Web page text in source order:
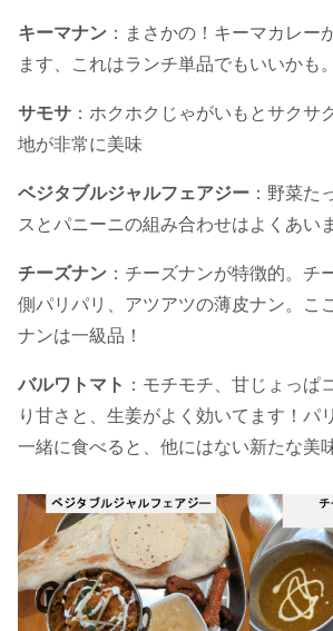
キーマナン ：まさかの！キーマカレー
ます、これはランチ単品でもいいかも。
サモサ ：ホクホクじゃがいもとサクサ
地が非常に美味
ベジタブルジャルフェアジー ：野菜た
スとパニーニの組み合わせはよくあい
チーズナン ：チーズナンが特徴的。チ
側パリパリ、アツアツの薄皮ナン。こ
ナンは一級品！
バルワトマト ：モチモチ、甘じょっぱ
り甘さと、生姜がよく効いてます！パ
一緒に食べると、他にはない新たな美